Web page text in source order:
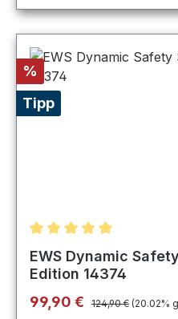
Rabatt
%
Tipp
Durchschnittliche
EWS Dynamic
Edition 14374
Verkaufspreis:
99,90 € Regulärer Preis:
124,90 € (20.02%